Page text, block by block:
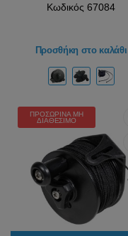
Κωδικός 67084
Προσθήκη στο καλάθι
ΠΡΟΣΩΡΙΝΆ ΜΗ
ΔΙΑΘΈΣΙΜΟ